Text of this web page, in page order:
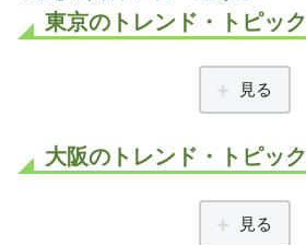
東京のトレンド・トピック
見る
大阪のトレンド・トピック
見る